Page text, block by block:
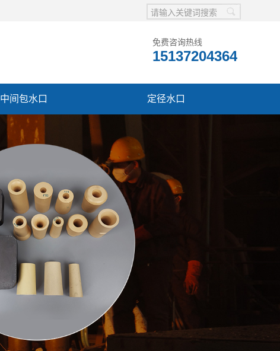
免费咨询热线
15137204364
中间包水口 定径水口